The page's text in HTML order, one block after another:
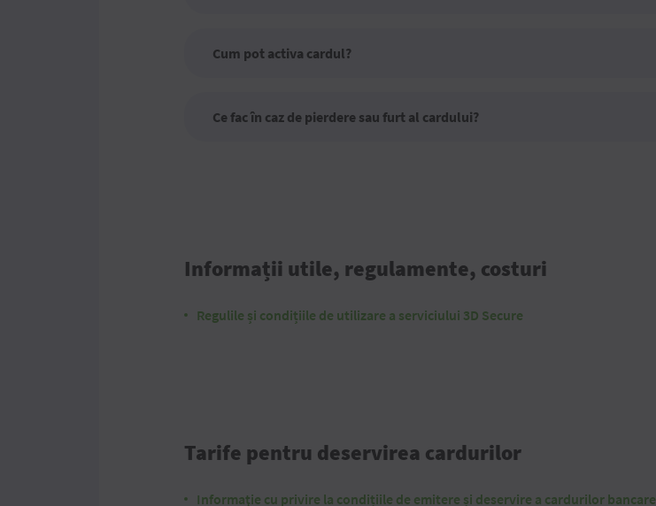
Cum pot activa cardul?
Ce fac în caz de pierdere sau furt al cardului?
Informații utile, regulamente, costuri
Regulile și condițiile de utilizare a serviciului 3D Secure
Tarife pentru deservirea cardurilor
Informaţie cu privire la condițiile de emitere și deservire a cardurilor bancare